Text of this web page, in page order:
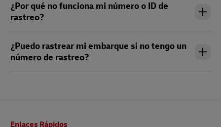
¿Por qué no funciona mi número o ID de
rastreo?
¿Puedo rastrear mi embarque si no tengo un
número de rastreo?
de
Enlaces Rápidos